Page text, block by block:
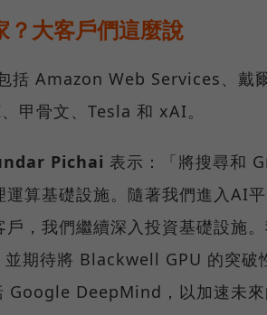
大客戶們這麼說
Amazon Web Services、戴爾
甲骨文、Tesla 和 xAI。
Pichai 表示：「將搜尋和
算基礎設施。隨著我們進入AI
，我們繼續深入投資基礎設施
期待將 Blackwell GPU 的突破
DeepMind，以加速未來